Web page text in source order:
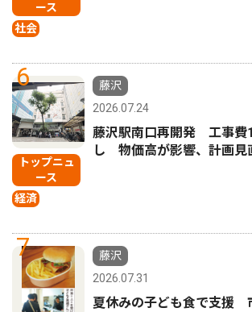
ース
社会
6
トップニュ
ース
経済
藤沢
2026.07.24
藤沢駅南口再開発 工事費
し 物価高が影響、計画見
7
藤沢
2026.07.31
夏休みの子ども食で支援